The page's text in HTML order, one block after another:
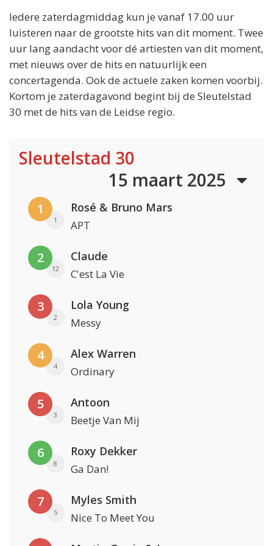
Iedere zaterdagmiddag kun je vanaf 17.00 uur
luisteren naar de grootste hits van dit moment. Twee
uur lang aandacht voor dé artiesten van dit moment,
met nieuws over de hits en natuurlijk een
concertagenda. Ook de actuele zaken komen voorbij.
Kortom je zaterdagavond begint bij de Sleutelstad
30 met de hits van de Leidse regio.
Sleutelstad 30
15 maart 2025
1
1
Rosé & Bruno Mars
APT
2
12
Claude
C'est La Vie
3
2
Lola Young
Messy
4
4
Alex Warren
Ordinary
5
3
Antoon
Beetje Van Mij
6
8
Roxy Dekker
Ga Dan!
7
5
Myles Smith
Nice To Meet You